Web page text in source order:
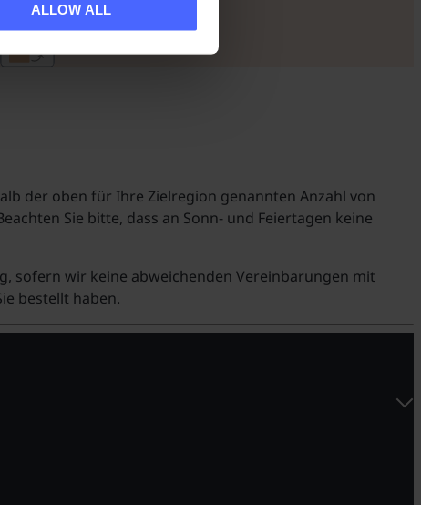
ALLOW ALL
der oben für Ihre Zielregion genannten Anzahl von
Sie bitte, dass an Sonn- und Feiertagen keine
sofern wir keine abweichenden Vereinbarungen mit
bestellt haben.